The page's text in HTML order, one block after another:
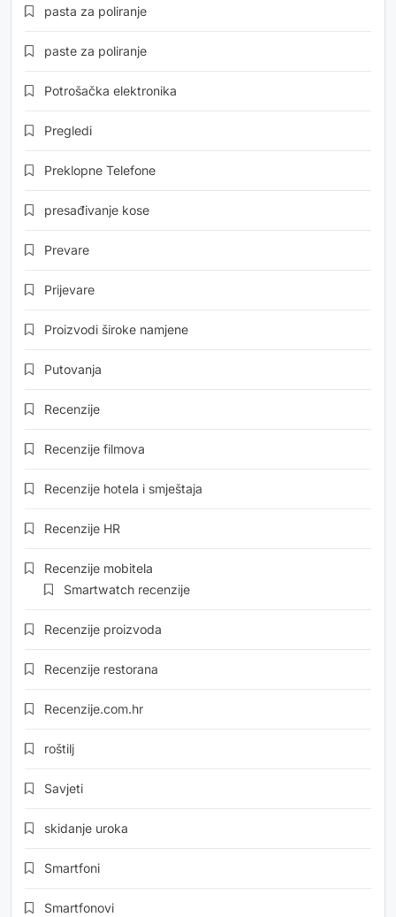
pasta za poliranje
paste za poliranje
Potrošačka elektronika
Pregledi
Preklopne Telefone
presađivanje kose
Prevare
Prijevare
Proizvodi široke namjene
Putovanja
Recenzije
Recenzije filmova
Recenzije hotela i smještaja
Recenzije HR
Recenzije mobitela
Smartwatch recenzije
Recenzije proizvoda
Recenzije restorana
Recenzije.com.hr
roštilj
Savjeti
skidanje uroka
Smartfoni
Smartfonovi